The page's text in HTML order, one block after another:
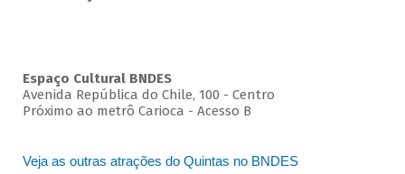
Espaço Cultural BNDES
Avenida República do Chile, 100 - Centro
Próximo ao metrô Carioca - Acesso B
Veja as outras atrações do Quintas no BNDES